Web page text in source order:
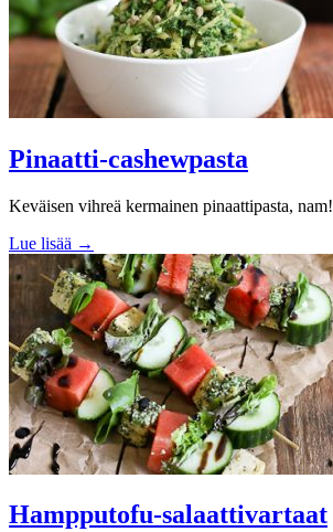
Pinaatti-cashewpasta
Keväisen vihreä kermainen pinaattipasta, nam!
Lue lisää →
Hampputofu-salaattivartaat